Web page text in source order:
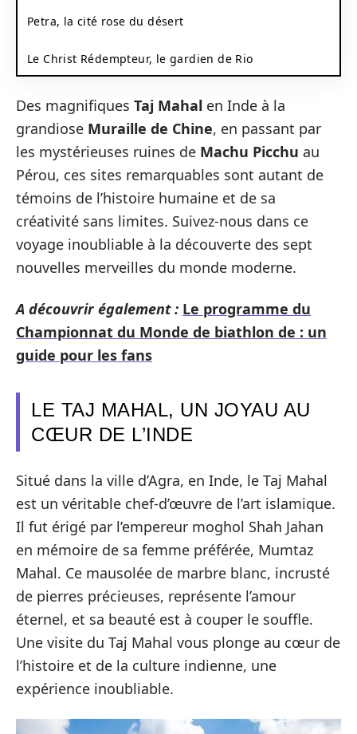
Petra, la cité rose du désert
Le Christ Rédempteur, le gardien de Rio
Des magnifiques Taj Mahal en Inde à la
grandiose Muraille de Chine, en passant par
les mystérieuses ruines de Machu Picchu au
Pérou, ces sites remarquables sont autant de
témoins de l’histoire humaine et de sa
créativité sans limites. Suivez-nous dans ce
voyage inoubliable à la découverte des sept
nouvelles merveilles du monde moderne.
A découvrir également : Le programme du
Championnat du Monde de biathlon de : un
guide pour les fans
LE TAJ MAHAL, UN JOYAU AU
CŒUR DE L’INDE
Situé dans la ville d’Agra, en Inde, le Taj Mahal
est un véritable chef-d’œuvre de l’art islamique.
Il fut érigé par l’empereur moghol Shah Jahan
en mémoire de sa femme préférée, Mumtaz
Mahal. Ce mausolée de marbre blanc, incrusté
de pierres précieuses, représente l’amour
éternel, et sa beauté est à couper le souffle.
Une visite du Taj Mahal vous plonge au cœur de
l’histoire et de la culture indienne, une
expérience inoubliable.